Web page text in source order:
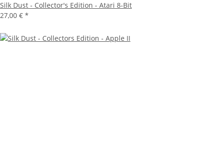
Silk Dust - Collector's Edition - Atari 8-Bit
27,00 € *